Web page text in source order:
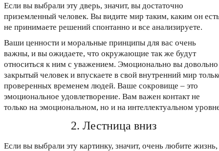
Если вы выбрали эту дверь, значит, вы достаточно
приземленный человек. Вы видите мир таким, каким он
не принимаете решений спонтанно и все анализируете.
Ваши ценности и моральные принципы для вас очень
важны, и вы ожидаете, что окружающие так же будут
относиться к ним с уважением. Эмоционально вы довольно
закрытый человек и впускаете в свой внутренний мир
проверенных временем людей. Ваше сокровище – это
эмоциональное удовлетворение. Вам важен контакт не
только на эмоциональном, но и на интеллектуальном
2. Лестница вниз
Если вы выбрали эту картинку, значит, очень любите жизнь,